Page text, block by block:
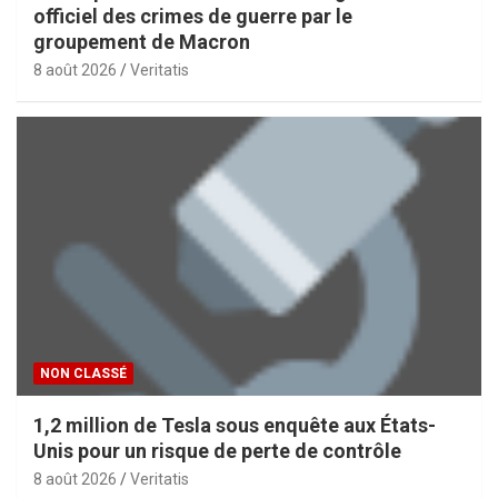
officiel des crimes de guerre par le
groupement de Macron
8 août 2026 Veritatis
NON CLASSÉ
1,2 million de Tesla sous enquête aux États-
Unis pour un risque de perte de contrôle
8 août 2026 Veritatis